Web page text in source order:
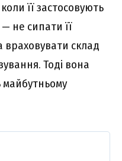
її застосовують
не сипати її
враховувати склад
Тоді вона